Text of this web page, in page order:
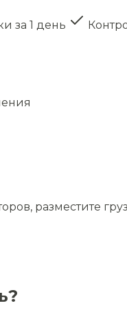
за 1 день
разместите